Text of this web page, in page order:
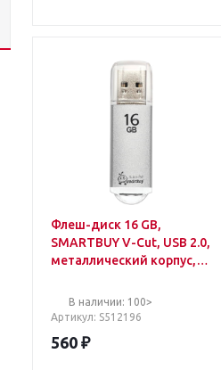
Флеш-диск 16 GB,
SMARTBUY V-Cut, USB 2.0,
металлический корпус,
В наличии: 100>
Артикул: S512196
560 ₽